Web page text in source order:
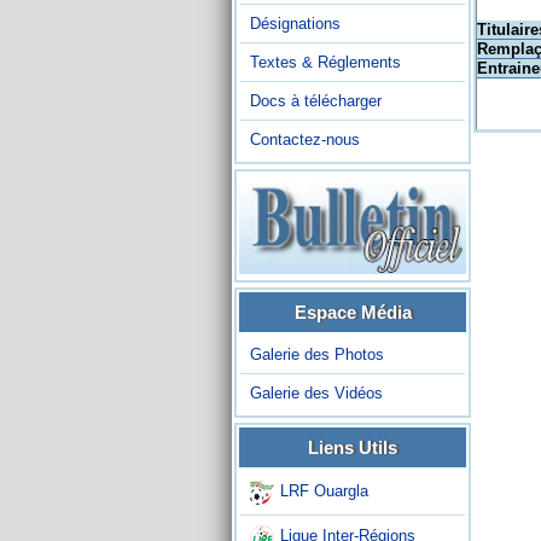
Désignations
Textes & Réglements
Docs à télécharger
Contactez-nous
Espace Média
Galerie des Photos
Galerie des Vidéos
Liens Utils
LRF Ouargla
Ligue Inter-Régions